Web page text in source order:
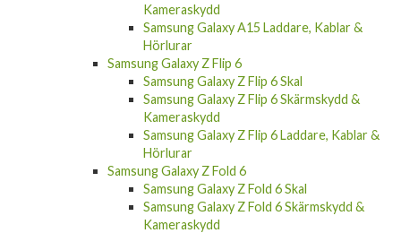
Kameraskydd
Samsung Galaxy A15 Laddare, Kablar &
Hörlurar
Samsung Galaxy Z Flip 6
Samsung Galaxy Z Flip 6 Skal
Samsung Galaxy Z Flip 6 Skärmskydd &
Kameraskydd
Samsung Galaxy Z Flip 6 Laddare, Kablar &
Hörlurar
Samsung Galaxy Z Fold 6
Samsung Galaxy Z Fold 6 Skal
Samsung Galaxy Z Fold 6 Skärmskydd &
Kameraskydd